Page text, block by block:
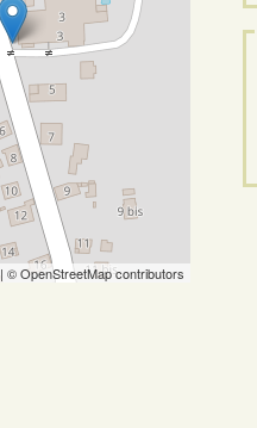
| © OpenStreetMap contributors